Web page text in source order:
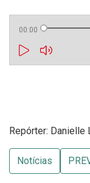
00:00
Repórter:
Notícias